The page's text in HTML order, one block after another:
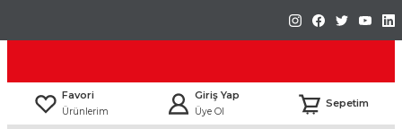
Favori
Ürünlerim
Giriş Yap
Üye Ol
Sepetim